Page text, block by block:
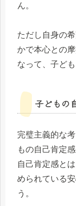
ん。
ただし自身の
かで本心との
なって、子ど
子どもの
完璧主義的な
もの自己肯定
自己肯定感と
められている
う。